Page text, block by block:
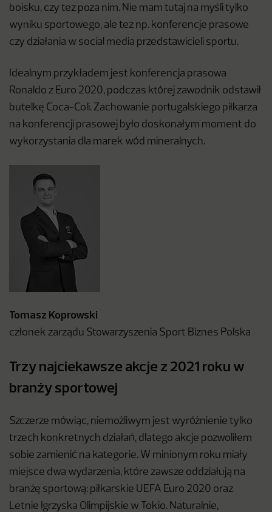
boisku, czy tez poza nim. Nie mam tutaj na myśli tylko
wyniku sportowego, ale tez np. konferencje prasowe
czy działania w social media przedstawicieli sportu.
Idealnym przykładem jest konferencja prasowa
Ronaldo z Euro 2020, podczas której zawodnik odstawił
butelkę Coca-Coli. Zachowanie portugalskiego piłkarza
na konferencji prasowej było doskonałym moment do
wykorzystania dla marek wód mineralnych.
Tomasz Koprowski
członek zarządu Stowarzyszenia Sport Biznes Polska
Trzy najciekawsze akcje z 2021 roku w
branży sportowej
Szczerze mówiąc, niemożliwym jest wyróżnienie tylko
trzech konkretnych działań, dlatego akcje pozwoliłem
sobie zamienić na kategorie. W minionym roku miały
miejsce dwa wydarzenia, które zawsze oddziałują na
branżę sportową: piłkarskie UEFA Euro 2020 oraz
Letnie Igrzyska Olimpijskie w Tokio. Naturalnie,